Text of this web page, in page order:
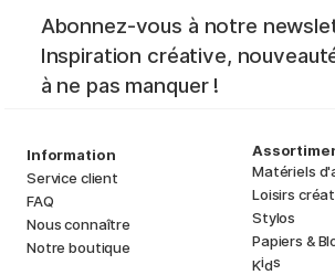
Abonnez-vous à notre
Inspiration créative,
à ne pas manquer !
Information
Service client
FAQ
Nous connaître
Notre boutique
Matériels
Loisirs
Stylos
Papiers &
Kids